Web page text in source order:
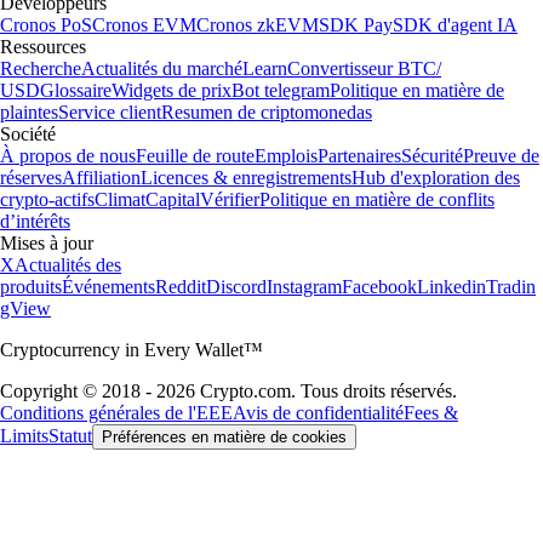
Cronos PoSCronos EVMCronos zkEVMSDK PaySDK d'agent IA
Ressources
RechercheActualités du marchéLearnConvertisseur BTC/
USDGlossaireWidgets de prixBot telegramPolitique en matière de
plaintesService clientResumen de criptomonedas
Société
À propos de nousFeuille de routeEmploisPartenairesSécuritéPreuve de
réservesAffiliationLicences & enregistrementsHub d'exploration des
crypto-actifsClimatCapitalVérifierPolitique en matière de conflits
d’intérêts
Mises à jour
XActualités des
produitsÉvénementsRedditDiscordInstagramFacebookLinkedinTradin
gView
Cryptocurrency in Every Wallet™
Copyright © 2018 - 2026 Crypto.com. Tous droits réservés.
Conditions générales de l'EEEAvis de confidentialitéFees &
LimitsStatut Préférences en matière de cookies